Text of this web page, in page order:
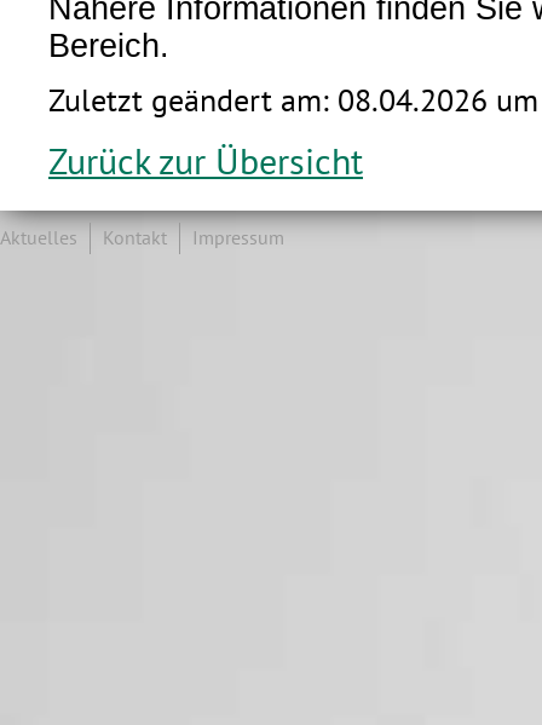
Nähere Informationen finden Sie
Bereich.
Zuletzt geändert am: 08.04.2026
Zurück zur Übersicht
Aktuelles Kontakt Impressum